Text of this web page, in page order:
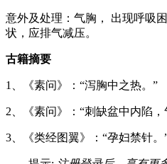
意外及处理：气胸， 出现呼吸
状，应排气减压。
古籍摘要
1、《素问》：“泻胸中之热。”
2、《素问》：“刺缺盆中内陷
3、《类经图翼》：“孕妇禁针。